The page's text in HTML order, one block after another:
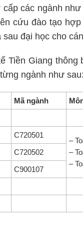
các ngành
cứu đào tạo
đại học cho
Tiền Giang
ngành như sau:
Mã ngành
C720501
–
–
–
C720502
C900107